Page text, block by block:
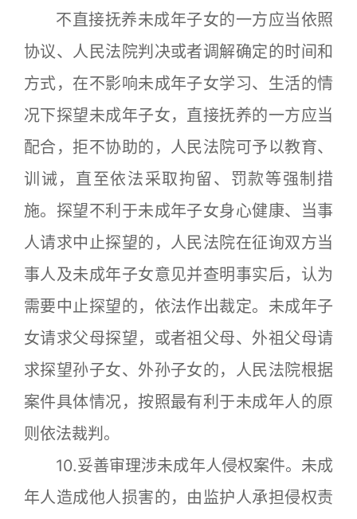
不直接抚养未成年子女的一方应当依照
协议、人民法院判决或者调解确定的时间和
方式，在不影响未成年子女学习、生活的情
况下探望未成年子女，直接抚养的一方应当
配合，拒不协助的，人民法院可予以教育、
训诫，直至依法采取拘留、罚款等强制措
施。探望不利于未成年子女身心健康、当事
人请求中止探望的，人民法院在征询双方当
事人及未成年子女意见并查明事实后，认为
需要中止探望的，依法作出裁定。未成年子
女请求父母探望，或者祖父母、外祖父母请
求探望孙子女、外孙子女的，人民法院根据
案件具体情况，按照最有利于未成年人的原
则依法裁判。
10.妥善审理涉未成年人侵权案件。未成
年人造成他人损害的，由监护人承担侵权责